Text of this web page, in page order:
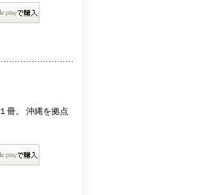
冊。 沖縄を拠点